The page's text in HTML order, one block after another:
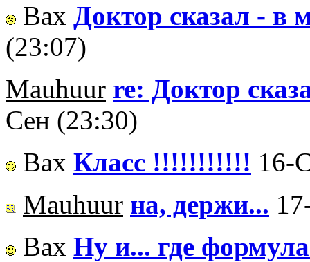
Вах Доктор сказал - в
(23:07)
Mauhuur re: Доктор
Сен (23:30)
Вах Класс !!!!!!!!!!! 16-
Mauhuur на, держи...
Вах Ну и... где